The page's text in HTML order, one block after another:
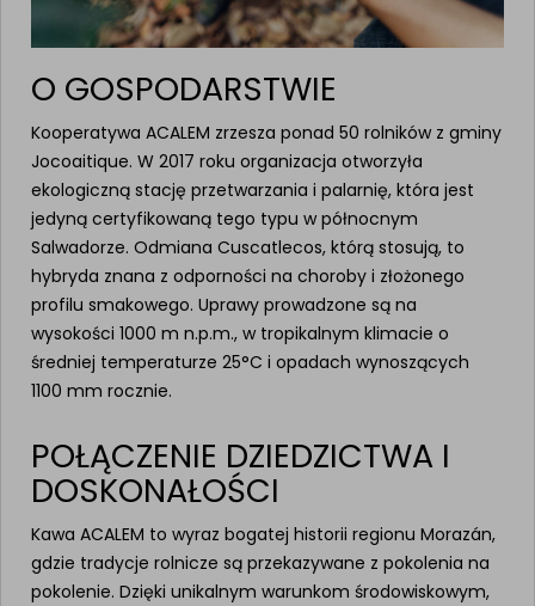
O GOSPODARSTWIE
Kooperatywa ACALEM zrzesza ponad 50 rolników z gminy
Jocoaitique. W 2017 roku organizacja otworzyła
ekologiczną stację przetwarzania i palarnię, która jest
jedyną certyfikowaną tego typu w północnym
Salwadorze. Odmiana Cuscatlecos, którą stosują, to
hybryda znana z odporności na choroby i złożonego
profilu smakowego. Uprawy prowadzone są na
wysokości 1000 m n.p.m., w tropikalnym klimacie o
średniej temperaturze 25°C i opadach wynoszących
1100 mm rocznie.
POŁĄCZENIE DZIEDZICTWA I
DOSKONAŁOŚCI
Kawa ACALEM to wyraz bogatej historii regionu Morazán,
gdzie tradycje rolnicze są przekazywane z pokolenia na
pokolenie. Dzięki unikalnym warunkom środowiskowym,